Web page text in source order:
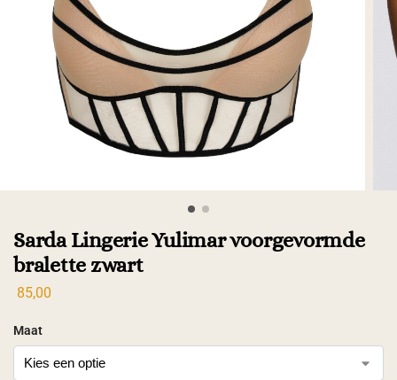
Sarda Lingerie Yulimar voorgevormde
bralette zwart
85,00
Maat